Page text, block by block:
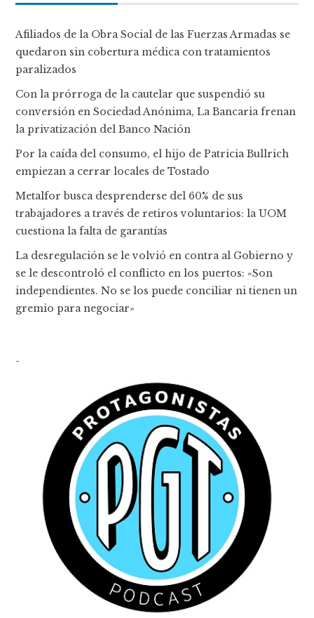
Afiliados de la Obra Social de las Fuerzas Armadas se
quedaron sin cobertura médica con tratamientos
paralizados
Con la prórroga de la cautelar que suspendió su
conversión en Sociedad Anónima, La Bancaria frenan
la privatización del Banco Nación
Por la caída del consumo, el hijo de Patricia Bullrich
empiezan a cerrar locales de Tostado
Metalfor busca desprenderse del 60% de sus
trabajadores a través de retiros voluntarios: la UOM
cuestiona la falta de garantías
La desregulación se le volvió en contra al Gobierno y
se le descontroló el conflicto en los puertos: «Son
independientes. No se los puede conciliar ni tienen un
gremio para negociar»
-